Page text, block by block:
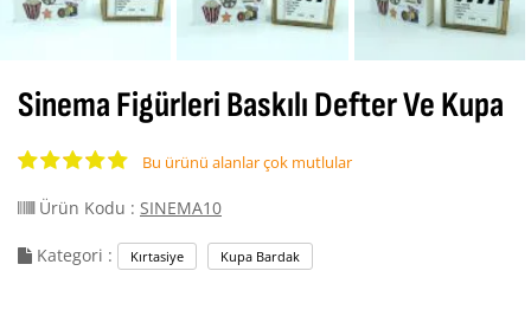
Sinema Figürleri Baskılı Defter Ve Kupa
Bu ürünü alanlar çok mutlular
Ürün Kodu : SINEMA10
Kategori : Kırtasiye Kupa Bardak